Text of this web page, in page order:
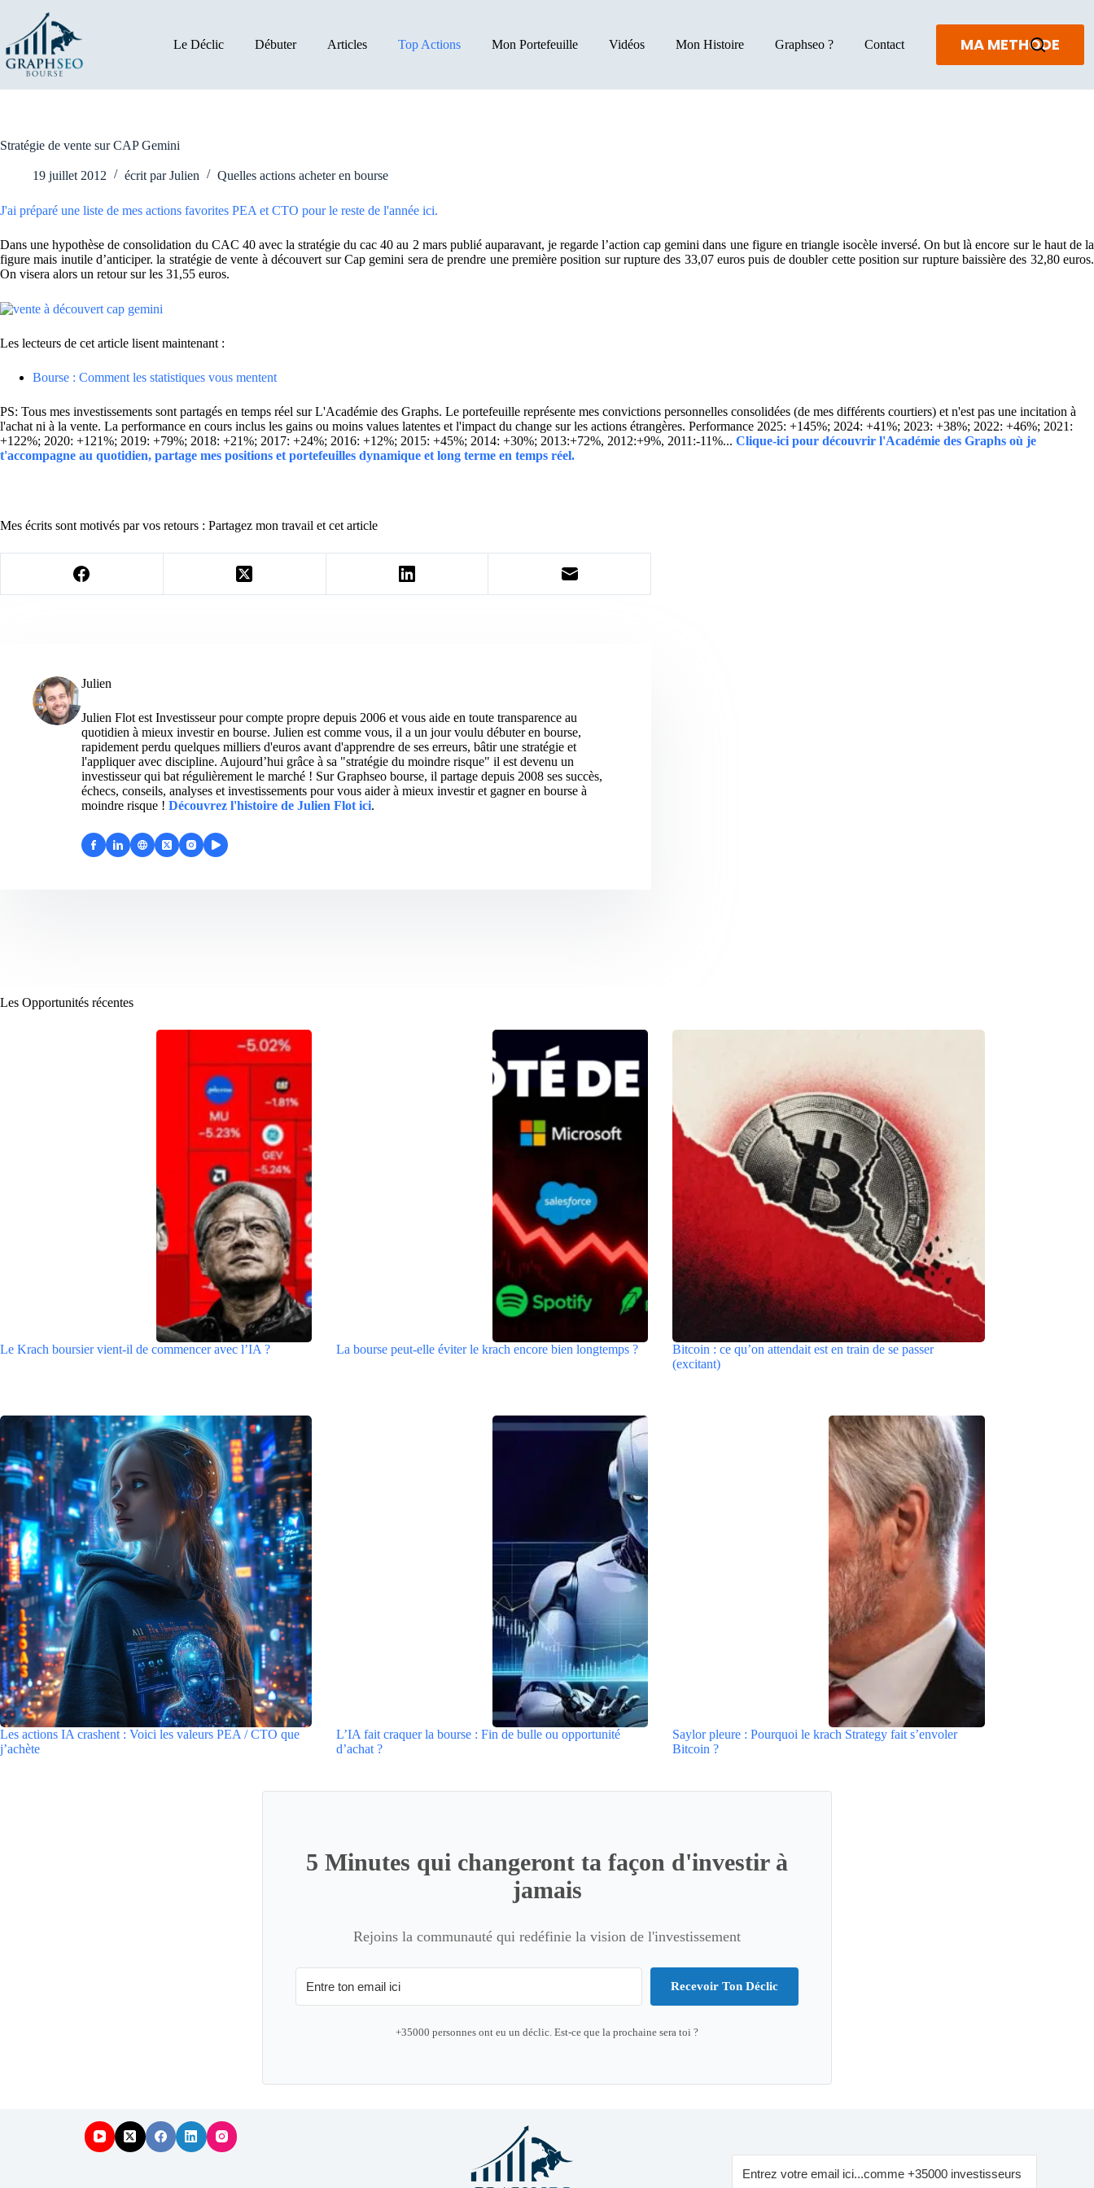
contenu
Le Déclic Débuter Articles Top Actions Mon Portefeuille Vidéos Mon Histoire Graphseo ? Contact MA METHODE
Stratégie de vente sur CAP Gemini
19 juillet 2012 écrit par Julien Quelles actions acheter en bourse
J'ai préparé une liste de mes actions favorites PEA et CTO pour le reste de l'année ici.
Dans une hypothèse de consolidation du CAC 40 avec la stratégie du cac 40 au 2 mars publié auparavant, je regarde l’action cap gemini dans une figure en triangle isocèle inversé. On but là encore sur le haut de la
figure mais inutile d’anticiper. la stratégie de vente à découvert sur Cap gemini sera de prendre une première position sur rupture des 33,07 euros puis de doubler cette position sur rupture baissière des 32,80 euros.
On visera alors un retour sur les 31,55 euros.
Les lecteurs de cet article lisent maintenant :
Bourse : Comment les statistiques vous mentent
PS: Tous mes investissements sont partagés en temps réel sur L'Académie des Graphs. Le portefeuille représente mes convictions personnelles consolidées (de mes différents courtiers) et n'est pas une incitation à
l'achat ni à la vente. La performance en cours inclus les gains ou moins values latentes et l'impact du change sur les actions étrangères. Performance 2025: +145%; 2024: +41%; 2023: +38%; 2022: +46%; 2021:
+122%; 2020: +121%; 2019: +79%; 2018: +21%; 2017: +24%; 2016: +12%; 2015: +45%; 2014: +30%; 2013:+72%, 2012:+9%, 2011:-11%... Clique-ici pour découvrir l'Académie des Graphs où je
t'accompagne au quotidien, partage mes positions et portefeuilles dynamique et long terme en temps réel.
Mes écrits sont motivés par vos retours : Partagez mon travail et cet article
Julien
Julien Flot est Investisseur pour compte propre depuis 2006 et vous aide en toute transparence au
quotidien à mieux investir en bourse. Julien est comme vous, il a un jour voulu débuter en bourse,
rapidement perdu quelques milliers d'euros avant d'apprendre de ses erreurs, bâtir une stratégie et
l'appliquer avec discipline. Aujourd’hui grâce à sa "stratégie du moindre risque" il est devenu un
investisseur qui bat régulièrement le marché ! Sur Graphseo bourse, il partage depuis 2008 ses succès,
échecs, conseils, analyses et investissements pour vous aider à mieux investir et gagner en bourse à
moindre risque ! Découvrez l'histoire de Julien Flot ici.
Les Opportunités récentes
Le Krach boursier vient-il de commencer avec l’IA ? La bourse peut-elle éviter le krach encore bien longtemps ?
Bitcoin : ce qu’on attendait est en train de se passer
(excitant)
Les actions IA crashent : Voici les valeurs PEA / CTO que
j’achète
L’IA fait craquer la bourse : Fin de bulle ou opportunité
d’achat ?
Saylor pleure : Pourquoi le krach Strategy fait s’envoler
Bitcoin ?
5 Minutes qui changeront ta façon d'investir à
jamais
Rejoins la communauté qui redéfinie la vision de l'investissement
Recevoir Ton Déclic
+35000 personnes ont eu un déclic. Est-ce que la prochaine sera toi ?